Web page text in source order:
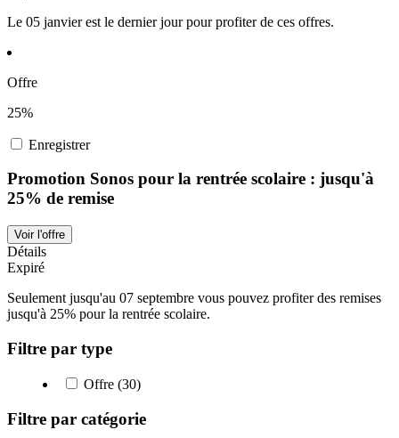
Le 05 janvier est le dernier jour pour profiter de ces offres.
Offre
25%
Enregistrer
Promotion Sonos pour la rentrée scolaire : jusqu'à
25% de remise
Voir l'offre
Détails
Expiré
Seulement jusqu'au 07 septembre vous pouvez profiter des remises
jusqu'à 25% pour la rentrée scolaire.
Filtre par type
Offre (30)
Filtre par catégorie